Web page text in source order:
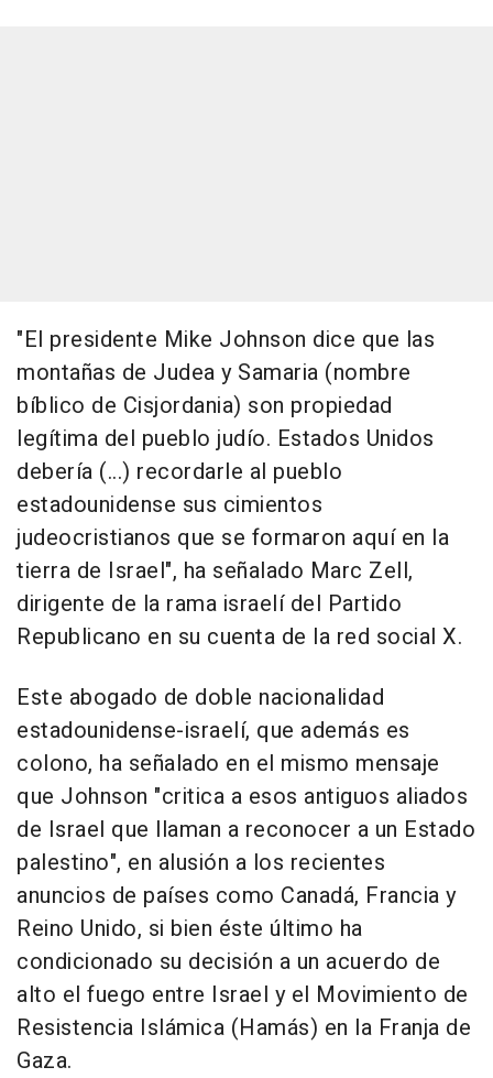
"El presidente Mike Johnson dice que las
montañas de Judea y Samaria (nombre
bíblico de Cisjordania) son propiedad
legítima del pueblo judío. Estados Unidos
debería (...) recordarle al pueblo
estadounidense sus cimientos
judeocristianos que se formaron aquí en la
tierra de Israel", ha señalado Marc Zell,
dirigente de la rama israelí del Partido
Republicano en su cuenta de la red social X.
Este abogado de doble nacionalidad
estadounidense-israelí, que además es
colono, ha señalado en el mismo mensaje
que Johnson "critica a esos antiguos aliados
de Israel que llaman a reconocer a un Estado
palestino", en alusión a los recientes
anuncios de países como Canadá, Francia y
Reino Unido, si bien éste último ha
condicionado su decisión a un acuerdo de
alto el fuego entre Israel y el Movimiento de
Resistencia Islámica (Hamás) en la Franja de
Gaza.